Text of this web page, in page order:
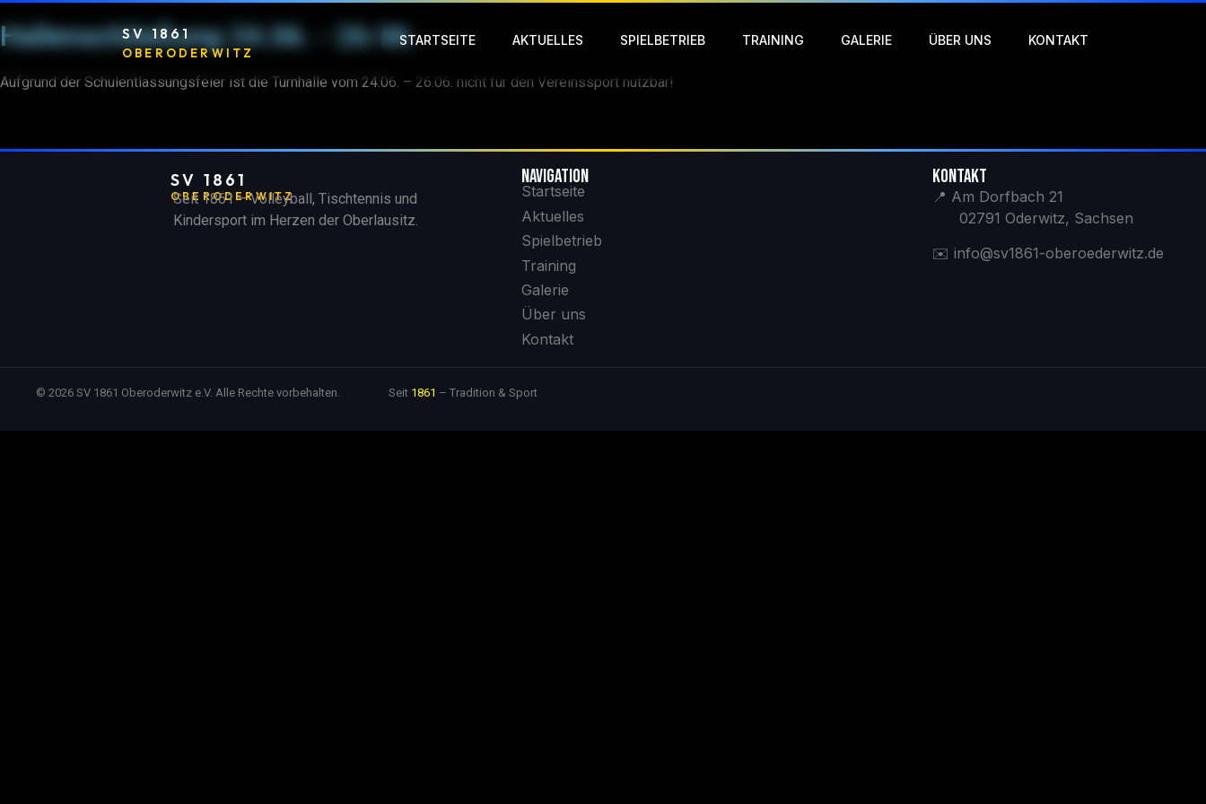
SV 1861
OBERODERWITZ
STARTSEITE AKTUELLES SPIELBETRIEB TRAINING GALERIE ÜBER UNS KONTAKT
Hallenschließung 24.06. - 26.06.
Aufgrund der Schulentlassungsfeier ist die Turnhalle vom 24.06. – 26.06. nicht für den Vereinssport nutzbar!
SV 1861
OBERODERWITZ
Seit 1861 – Volleyball, Tischtennis und
Kindersport im Herzen der Oberlausitz.
NAVIGATION
Startseite
Aktuelles
Spielbetrieb
Training
Galerie
Über uns
Kontakt
KONTAKT
📍 Am Dorfbach 21
02791 Oderwitz, Sachsen
✉️ info@sv1861-oberoederwitz.de
© 2026 SV 1861 Oberoderwitz e.V. Alle Rechte vorbehalten. Seit 1861 – Tradition & Sport